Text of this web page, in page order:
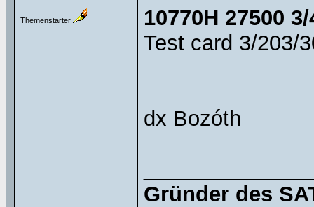
Themenstarter
10770H 27500 3/
Test card 3/203/
dx Bozóth
Gründer des